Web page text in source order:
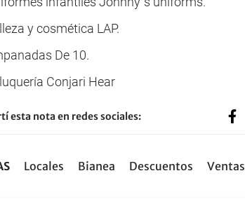
y cosmética LAP.
De 10.
Conjari Hear
esta nota en redes sociales:
Locales Bianea Descuentos Ventas